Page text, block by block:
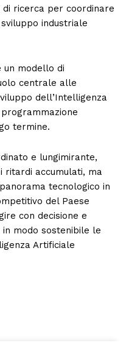
ricerca per coordinare
industriale
un modello di
centrale alle
dell’Intelligenza
termine.
e lungimirante,
ritardi accumulati, ma
tecnologico in
del Paese
con decisione e
modo sostenibile le
Artificiale